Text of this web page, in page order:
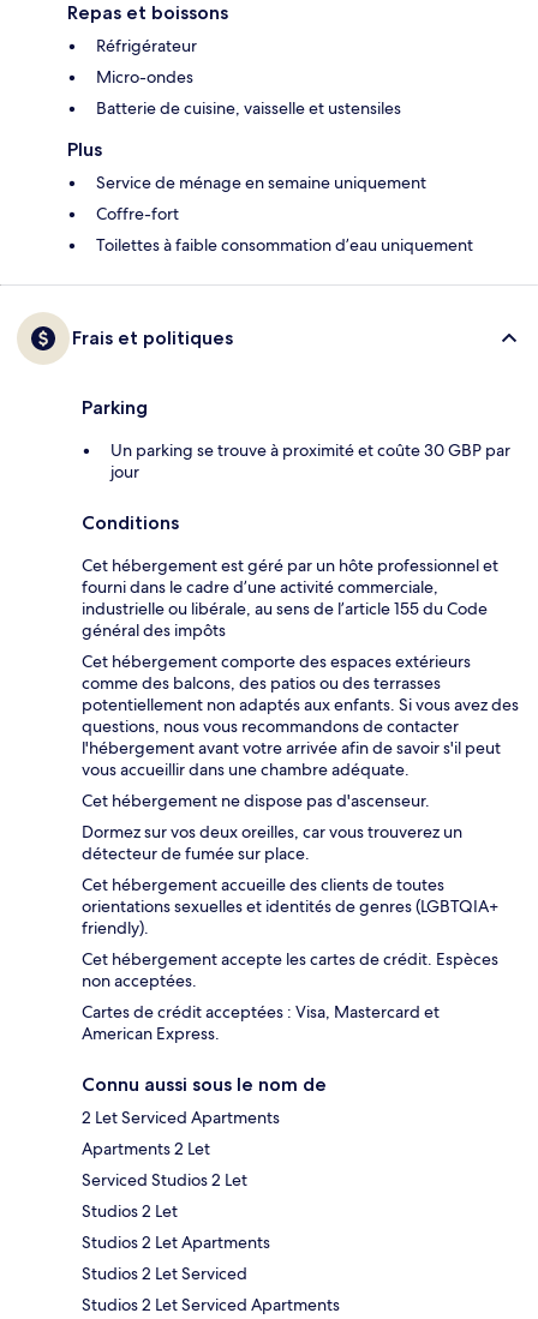
Repas et boissons
Réfrigérateur
Micro-ondes
Batterie de cuisine, vaisselle et ustensiles
Plus
Service de ménage en semaine uniquement
Coffre-fort
Toilettes à faible consommation d’eau uniquement
Frais et politiques
Parking
Un parking se trouve à proximité et coûte 30 GBP par
jour
Conditions
Cet hébergement est géré par un hôte professionnel et
fourni dans le cadre d’une activité commerciale,
industrielle ou libérale, au sens de l’article 155 du Code
général des impôts
Cet hébergement comporte des espaces extérieurs
comme des balcons, des patios ou des terrasses
potentiellement non adaptés aux enfants. Si vous avez des
questions, nous vous recommandons de contacter
l'hébergement avant votre arrivée afin de savoir s'il peut
vous accueillir dans une chambre adéquate.
Cet hébergement ne dispose pas d'ascenseur.
Dormez sur vos deux oreilles, car vous trouverez un
détecteur de fumée sur place.
Cet hébergement accueille des clients de toutes
orientations sexuelles et identités de genres (LGBTQIA+
friendly).
Cet hébergement accepte les cartes de crédit. Espèces
non acceptées.
Cartes de crédit acceptées : Visa, Mastercard et
American Express.
Connu aussi sous le nom de
2 Let Serviced Apartments
Apartments 2 Let
Serviced Studios 2 Let
Studios 2 Let
Studios 2 Let Apartments
Studios 2 Let Serviced
Studios 2 Let Serviced Apartments